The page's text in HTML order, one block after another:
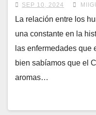
SEP 10, 2024
La relación entre los
una constante en la
las enfermedades que
bien sabíamos que el
aromas…